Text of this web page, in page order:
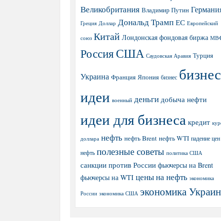
Великобритания Владимир Путин
Греция Доллар Дональд Трамп ЕС Европейский
союз Китай Лондонская фондовая биржа
РоссияСША Саудовская Аравия Турция
Украина Франция Япония бизнес бизнес
идеи военный деньги добыча нефти
идеи для бизнеса кредит
доллара нефть нефть Brent нефть WTI падение
нефть полезные советы политика США
санкции против России фьючерсы на Brent
фьючерсы на WTI цены на нефть экономика
России экономика США экономика